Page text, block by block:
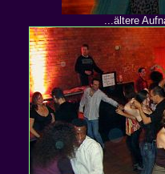
...ältere